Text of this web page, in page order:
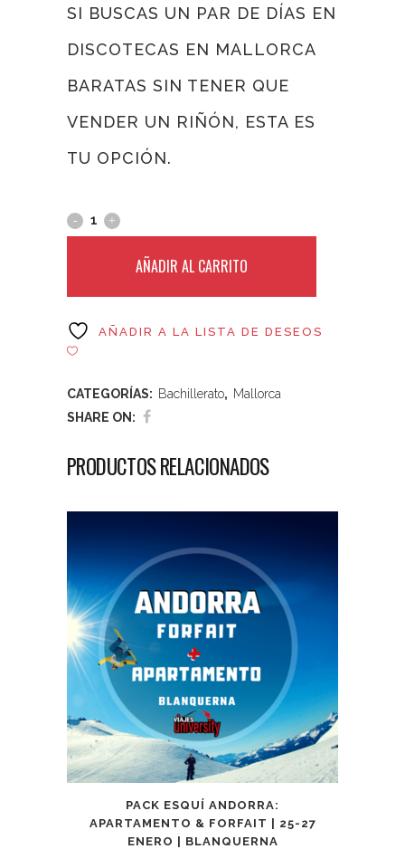
SI BUSCAS UN PAR DE DÍAS EN
DISCOTECAS EN MALLORCA
BARATAS SIN TENER QUE
VENDER UN RIÑÓN, ESTA ES
TU OPCIÓN.
AÑADIR AL CARRITO
AÑADIR A LA LISTA DE DESEOS
CATEGORÍAS: Bachillerato, Mallorca
SHARE ON:
PRODUCTOS RELACIONADOS
PACK ESQUÍ ANDORRA:
APARTAMENTO & FORFAIT | 25-27
ENERO | BLANQUERNA